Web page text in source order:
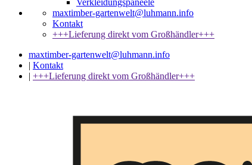
maxtimber-gartenwelt@luhmann.info
Kontakt
+++Lieferung direkt vom Großhändler+++
maxtimber-gartenwelt@luhmann.info
| Kontakt
| +++Lieferung direkt vom Großhändler+++